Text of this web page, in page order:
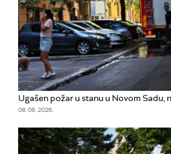
Ugašen požar u stanu u Novom Sadu,
08. 08. 2026.